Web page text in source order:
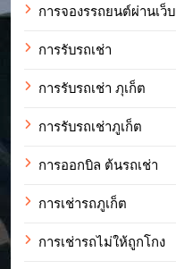
การจองรรถยนต์ผ่านเว็บ
การรับรถเช่า
การรับรถเช่า ภุเก็ต
การรับรถเช่าภูเก็ต
การออกบิล ต้นรถเช่า
การเช่ารถภูเก็ต
การเช่ารถไม่ให้ถูกโกง